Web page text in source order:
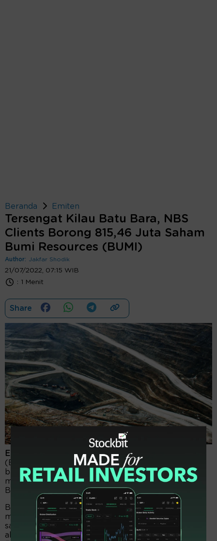
Beranda Emiten
Tersengat Kilau Batu Bara, NBS
Clients Borong 815,46 Juta Saham
Bumi Resources (BUMI)
Author: Jakfar Shodik
21/07/2022, 07:15 WIB
: 1 Menit
Share
EmitenNews.com - Pesona saham Bumi Resources
(BUMI) belum pudar. Kilau saham emiten tambang
batu bara itu masih menarik minat investor
mancanegara. Terbukti, perusahaan di bawah panji
Bakrie Group itu, menjadi buruan pemodal asing.
Berdasar data terbaru, NBS Clients tercatat
memboyong 815.464.600 lembar alias 815,46 juta
saham. Meski transaksi masih berselimut teka teki,
aksi itu bisa dimaknai kalau kinerja saham Bumi